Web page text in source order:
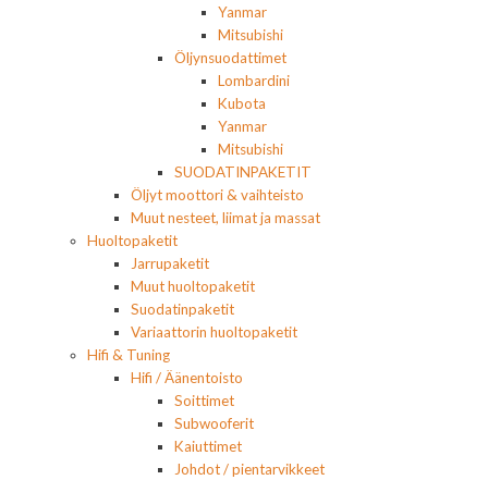
Yanmar
Mitsubishi
Öljynsuodattimet
Lombardini
Kubota
Yanmar
Mitsubishi
SUODATINPAKETIT
Öljyt moottori & vaihteisto
Muut nesteet, liimat ja massat
Huoltopaketit
Jarrupaketit
Muut huoltopaketit
Suodatinpaketit
Variaattorin huoltopaketit
Hifi & Tuning
Hifi / Äänentoisto
Soittimet
Subwooferit
Kaiuttimet
Johdot / pientarvikkeet